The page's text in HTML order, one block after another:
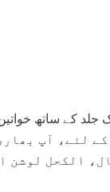
جلد کے ساتھ
الکحل